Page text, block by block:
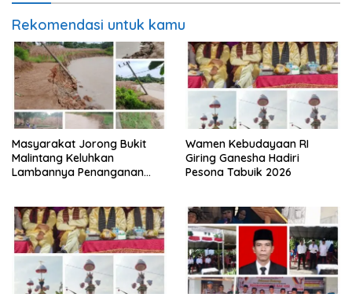
Rekomendasi untuk kamu
Masyarakat Jorong Bukit
Malintang Keluhkan
Lambannya Penanganan
Wamen Kebudayaan RI
Giring Ganesha Hadiri
Pesona Tabuik 2026